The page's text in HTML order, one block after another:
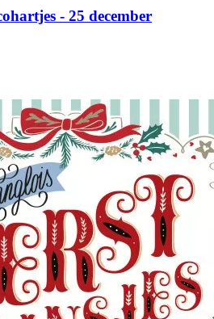
- 25 december